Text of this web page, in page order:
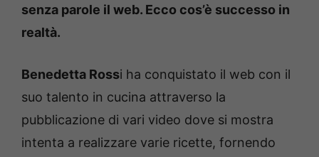
senza parole il web. Ecco cos’è successo in
realtà.
Benedetta Rossi ha conquistato il web con il
suo talento in cucina attraverso la
pubblicazione di vari video dove si mostra
intenta a realizzare varie ricette, fornendo